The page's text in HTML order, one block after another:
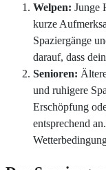
Welpen: Junge
kurze
Spaziergänge
darauf, dass
Senioren:
und ruhigere
Erschöpfung
entsprechend